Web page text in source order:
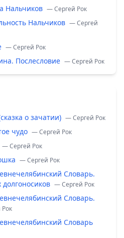
Нальчиков — Сергей Рок
Нальчиков — Сергей
— Сергей Рок
Послесловие — Сергей Рок
о зачатии) — Сергей Рок
чудо — Сергей Рок
— Сергей Рок
— Сергей Рок
Словарь.
долгоносиков — Сергей Рок
Словарь.
Словарь